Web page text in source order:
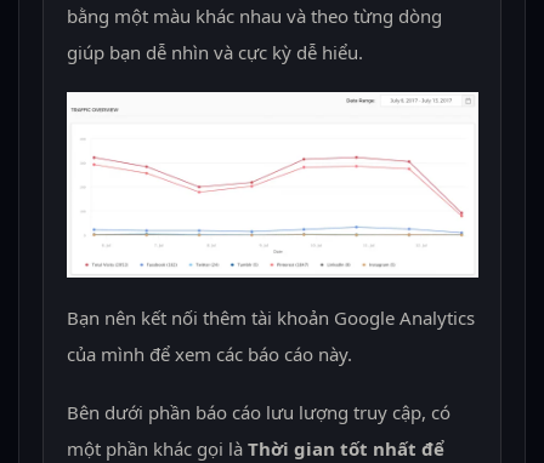
bằng một màu khác nhau và theo từng dòng
giúp bạn dễ nhìn và cực kỳ dễ hiểu.
Bạn nên kết nối thêm tài khoản Google Analytics
của mình để xem các báo cáo này.
Bên dưới phần báo cáo lưu lượng truy cập, có
một phần khác gọi làThời gian tốt nhất để